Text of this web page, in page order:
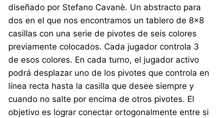
diseñado por Stefano Cavanè. Un abstracto para
dos en el que nos encontramos un tablero de 8×8
casillas con una serie de pivotes de seis colores
previamente colocados. Cada jugador controla 3
de esos colores. En cada turno, el jugador activo
podrá desplazar uno de los pivotes que controla en
línea recta hasta la casilla que desee siempre y
cuando no salte por encima de otros pivotes. El
objetivo es lograr conectar ortogonalmente entre si